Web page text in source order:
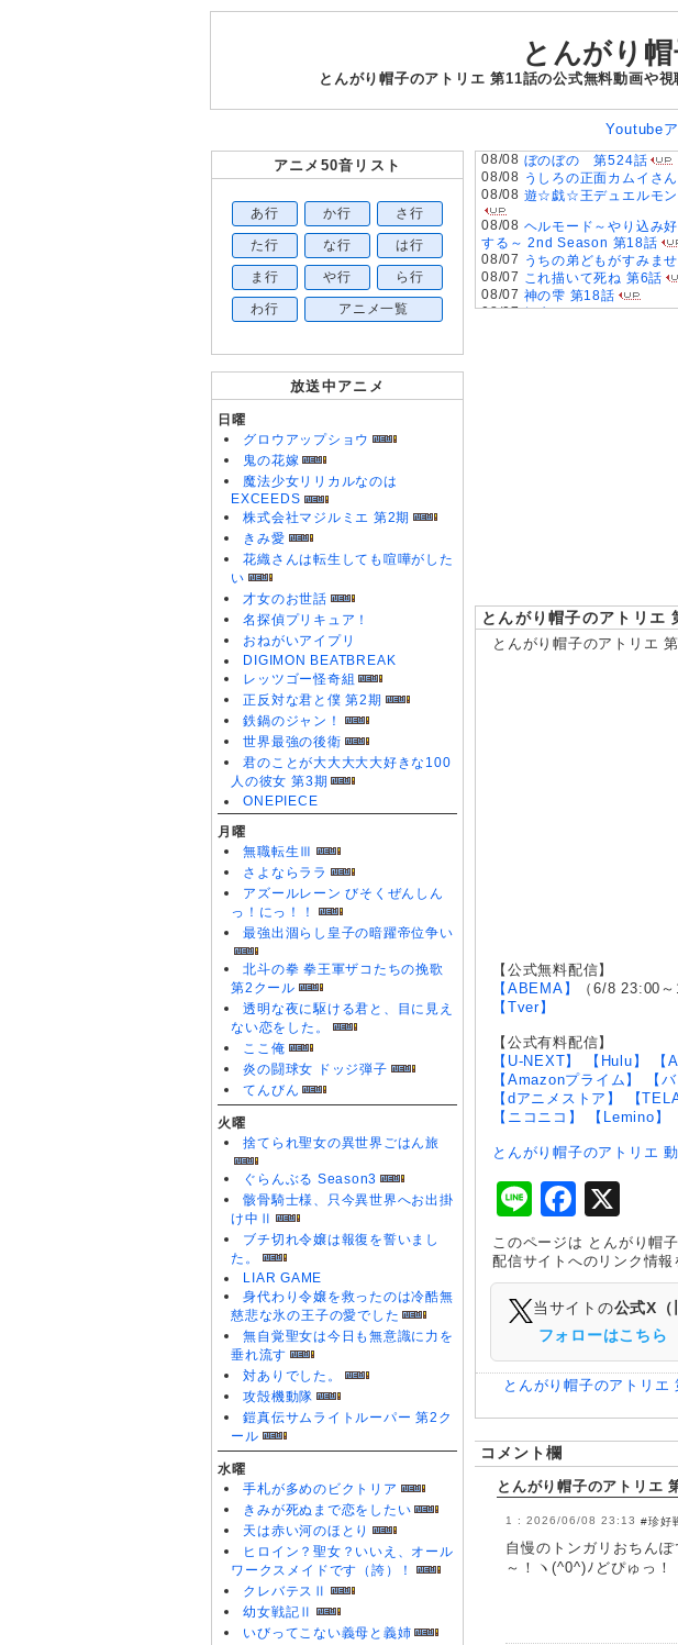
とんがり
とんがり帽子のアトリエ 第11話の公式無料動画や
Youtube
アニメ50音リスト
あ行 か行 さ行
た行 な行 は行
ま行 や行 ら行
わ行 アニメ一覧
放送中アニメ
日曜
グロウアップショウ
鬼の花嫁
魔法少女リリカルなのは
EXCEEDS
株式会社マジルミエ 第2期
きみ愛
花織さんは転生しても喧嘩がした
い
才女のお世話
名探偵プリキュア！
おねがいアイプリ
DIGIMON BEATBREAK
レッツゴー怪奇組
正反対な君と僕 第2期
鉄鍋のジャン！
世界最強の後衛
君のことが大大大大大好きな100
人の彼女 第3期
ONEPIECE
月曜
無職転生Ⅲ
さよならララ
アズールレーン びそくぜんしん
っ！にっ！！
最強出涸らし皇子の暗躍帝位争い
北斗の拳 拳王軍ザコたちの挽歌
第2クール
透明な夜に駆ける君と、目に見え
ない恋をした。
ここ俺
炎の闘球女 ドッジ弾子
てんびん
火曜
捨てられ聖女の異世界ごはん旅
ぐらんぶる Season3
骸骨騎士様、只今異世界へお出掛
け中Ⅱ
ブチ切れ令嬢は報復を誓いまし
た。
LIAR GAME
身代わり令嬢を救ったのは冷酷無
慈悲な氷の王子の愛でした
無自覚聖女は今日も無意識に力を
垂れ流す
対ありでした。
攻殻機動隊
鎧真伝サムライトルーパー 第2ク
ール
水曜
手札が多めのビクトリア
きみが死ぬまで恋をしたい
天は赤い河のほとり
ヒロイン？聖女？いいえ、オール
ワークスメイドです（誇）！
クレバテスⅡ
幼女戦記Ⅱ
いびってこない義母と義姉
08/08 ぼのぼの 第524話
08/08 うしろの正面カムイさ
08/08 遊☆戯☆王デュエルモ
08/08 ヘルモード～やり込み
する～ 2nd Season 第18話
08/07
うちの弟どもがすみま
08/07
これ描いて死ね 第6話
08/07 神の雫 第18話
08/07転生したらスライムだ
とんがり帽子のアトリエ
とんがり帽子のアトリエ
【公式無料配信】
【ABEMA】
（6/8 23:00～
【Tver】
【公式有料配信】
【U-NEXT】
【Hulu】
【
【Amazonプライム】
【
【dアニメストア】
【
【ニコニコ】
【Lemino】
とんがり帽子のアトリエ
Line
このページは とんがり帽
配信サイトへのリンク情報
当サイトの公式X（
フォローはこちら
とんがり帽子のアトリエ
コメント欄
とんがり帽子のアトリエ
2026/06/08 23:13 #珍好
自慢のトンガリおちん
～！ヽ(^0^)ﾉどぴゅっ！